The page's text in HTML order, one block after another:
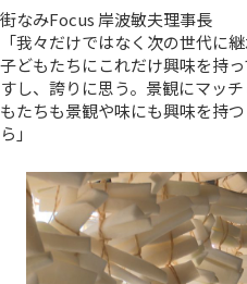
街なみFocus 岸波敏夫理事長
「我々だけではなく次の世代に
子どもたちにこれだけ興味を持
すし、誇りに思う。景観にマッ
もたちも景観や味にも興味を持
ら」